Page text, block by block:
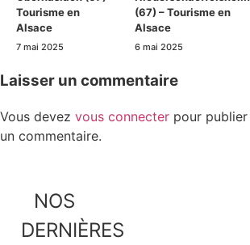
Tourisme en
Alsace
7 mai 2025
(67) – Tourisme en
Alsace
6 mai 2025
Laisser un commentaire
Vous devez vous connecter pour publier
un commentaire.
NOS
DERNIÈRES